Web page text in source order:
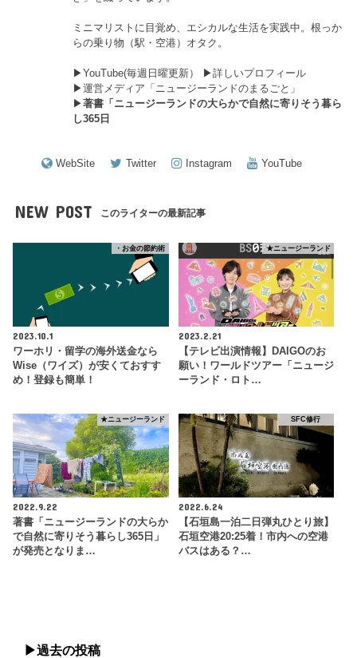
ミニマリストに目覚め、エシカルな生活を実践中。根っか
らの乗り物（駅・空港）オタク。
▶︎YouTube(毎週日曜更新） ▶︎詳しいプロフィール
▶︎運営メディア「ニュージーランドのまるごと」
▶︎著書「ニュージーランドの大らかで自然に寄りそう暮ら
し365日
WebSite Twitter Instagram YouTube
NEW POST このライターの最新記事
・お金の節約術
2023.10.1
ワーホリ・留学の海外送金なら
Wise（ワイズ）が安くておすす
め！登録も簡単！
★ニュージーランド
2023.2.21
【テレビ出演情報】DAIGOのお
願い！ワールドツアー「ニュージ
ーランド・ロト…
★ニュージーランド
2022.9.22
著書「ニュージーランドの大らか
で自然に寄りそう暮らし365日」
が発売となりま…
SFC修行
2022.6.24
【石垣島一泊二日弾丸ひとり旅】
石垣空港20:25着！市内への空港
バスはある？…
▶︎過去の投稿